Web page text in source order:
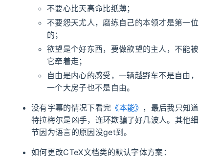
不要心比天高命比纸薄；
不要怨天尤人，磨练自己的本领才是第一位
的；
欲望是个好东西，要做欲望的主人，不能被
它牵着走；
自由是内心的感受，一辆越野车不是自由，
一个大房子也不是自由。
没有字幕的情况下看完 《本能》 ，最后我只知道
特拉梅尔是凶手，连环欺骗了好几波人。其他细
节因为语言的原因没get到。
如何更改CTeX文档类的默认字体方案：